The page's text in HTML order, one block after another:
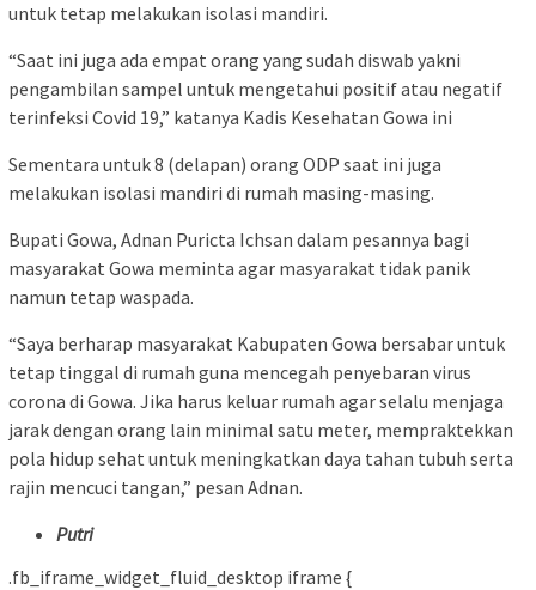
untuk tetap melakukan isolasi mandiri.
“Saat ini juga ada empat orang yang sudah diswab yakni
pengambilan sampel untuk mengetahui positif atau negatif
terinfeksi Covid 19,” katanya Kadis Kesehatan Gowa ini
Sementara untuk 8 (delapan) orang ODP saat ini juga
melakukan isolasi mandiri di rumah masing-masing.
Bupati Gowa, Adnan Puricta Ichsan dalam pesannya bagi
masyarakat Gowa meminta agar masyarakat tidak panik
namun tetap waspada.
“Saya berharap masyarakat Kabupaten Gowa bersabar untuk
tetap tinggal di rumah guna mencegah penyebaran virus
corona di Gowa. Jika harus keluar rumah agar selalu menjaga
jarak dengan orang lain minimal satu meter, mempraktekkan
pola hidup sehat untuk meningkatkan daya tahan tubuh serta
rajin mencuci tangan,” pesan Adnan.
Putri
.fb_iframe_widget_fluid_desktop iframe {